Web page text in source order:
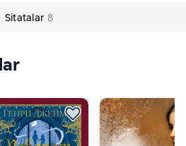
Sitatalar 8